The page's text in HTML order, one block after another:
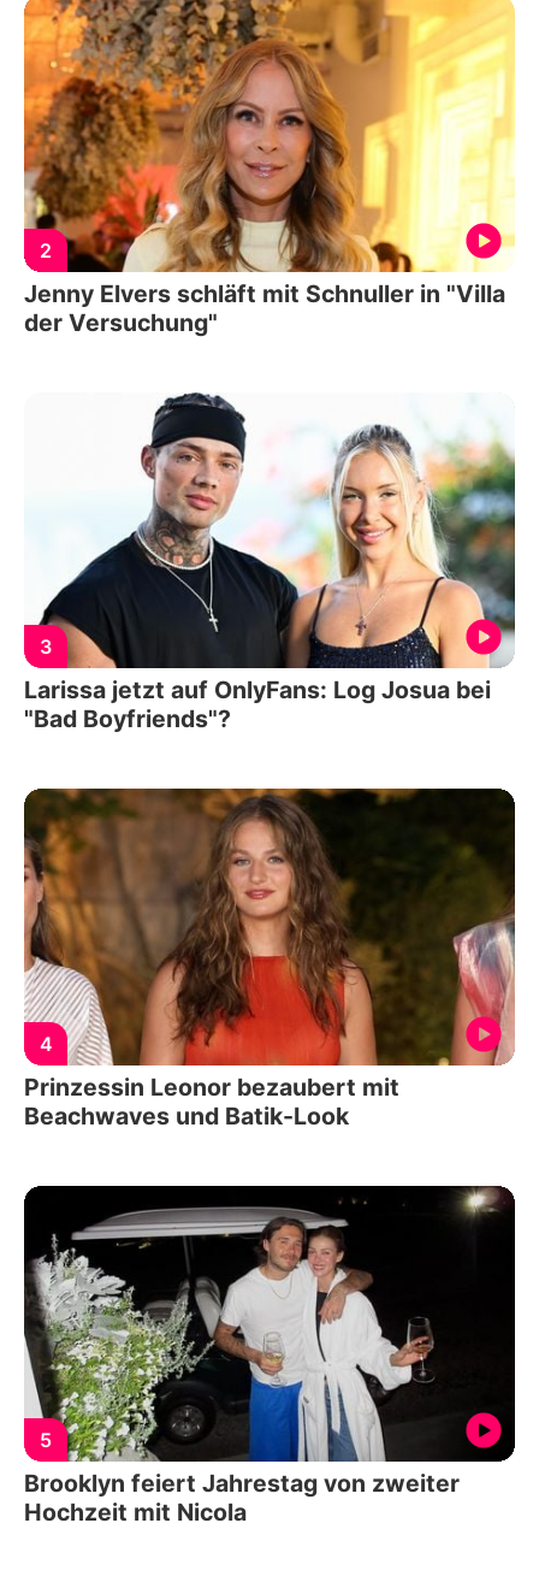
2
Jenny Elvers schläft mit Schnuller in "Villa
der Versuchung"
3
Larissa jetzt auf OnlyFans: Log Josua bei
"Bad Boyfriends"?
4
Prinzessin Leonor bezaubert mit
Beachwaves und Batik-Look
5
Brooklyn feiert Jahrestag von zweiter
Hochzeit mit Nicola